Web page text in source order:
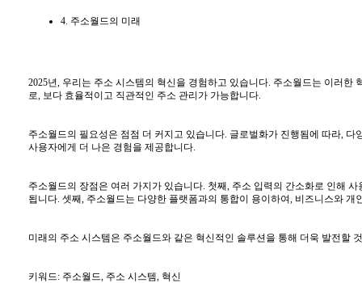
4. 주소월드의 미래
2025년, 우리는 주소 시스템의 혁신을 경험하고 있습니다. 주소월드는 이러
로, 보다 효율적이고 직관적인 주소 관리가 가능합니다.
주소월드의 필요성은 점점 더 커지고 있습니다. 글로벌화가 진행됨에 따라,
사용자에게 더 나은 경험을 제공합니다.
주소월드의 장점은 여러 가지가 있습니다. 첫째, 주소 입력의 간소화로 인해
됩니다. 셋째, 주소월드는 다양한 플랫폼과의 통합이 용이하여, 비즈니스와 개
미래의 주소 시스템은 주소월드와 같은 혁신적인 솔루션을 통해 더욱 발전할
키워드: 주소월드, 주소 시스템, 혁신